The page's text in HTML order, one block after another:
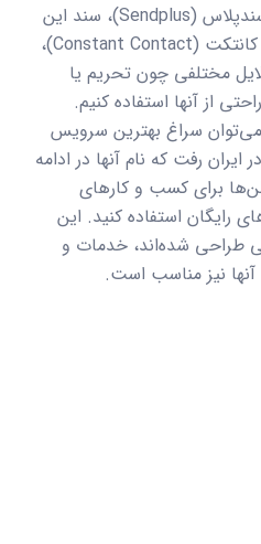
(sender)، اوبر (Aweber)، سندپلاس (Sendplus)، سند این
بلو (Sendinblue)، کانستنت کانتکت (Constant Contact)،
مختلفی چون تحریم‌ یا
از آنها استفاده کنیم.
می‌توان سراغ بهترین سرویس
رفت که نام آنها در ادامه
برای کسب و کارهای
رایگان استفاده کنید. این
طراحی شده‌اند، خدمات و
نیز مناسب است.